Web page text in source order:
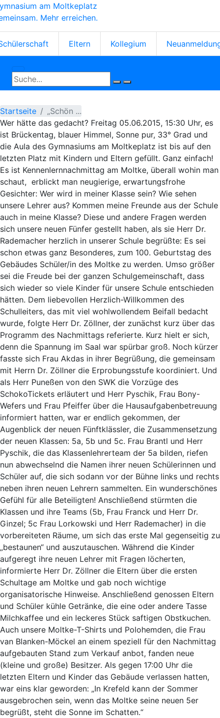
Direkt
zum
Inhalt
am Moltkeplatz
Mehr erreichen.
Eltern Kollegium
Startseite
„Schön ...
Wer hätte das gedacht? Freitag 05.06.2015, 15:30 Uhr, es
ist Brückentag, blauer Himmel, Sonne pur, 33° Grad und
die Aula des Gymnasiums am Moltkeplatz ist bis auf den
letzten Platz mit Kindern und Eltern gefüllt. Ganz einfach!
Es ist Kennenlernnachmittag am Moltke, überall wohin man
schaut, erblickt man neugierige, erwartungsfrohe
Gesichter: Wer wird in meiner Klasse sein? Wie sehen
unsere Lehrer aus? Kommen meine Freunde aus der Schule
auch in meine Klasse? Diese und andere Fragen werden
sich unsere neuen Fünfer gestellt haben, als sie Herr Dr.
Rademacher herzlich in unserer Schule begrüßte: Es sei
schon etwas ganz Besonderes, zum 100. Geburtstag des
Gebäudes Schüler/in des Moltke zu werden. Umso größer
sei die Freude bei der ganzen Schulgemeinschaft, dass
sich wieder so viele Kinder für unsere Schule entschieden
hätten. Dem liebevollen Herzlich-Willkommen des
Schulleiters, das mit viel wohlwollendem Beifall bedacht
wurde, folgte Herr Dr. Zöllner, der zunächst kurz über das
Programm des Nachmittags referierte. Kurz hielt er sich,
denn die Spannung im Saal war spürbar groß. Noch kürzer
fasste sich Frau Akdas in ihrer Begrüßung, die gemeinsam
mit Herrn Dr. Zöllner die Erprobungsstufe koordiniert. Und
als Herr Puneßen von den SWK die Vorzüge des
SchokoTickets erläutert und Herr Pyschik, Frau Bony-
Wefers und Frau Pfeiffer über die Hausaufgabenbetreuung
informiert hatten, war er endlich gekommen, der
Augenblick der neuen Fünftklässler, die Zusammensetzung
der neuen Klassen: 5a, 5b und 5c. Frau Brantl und Herr
Pyschik, die das Klassenlehrerteam der 5a bilden, riefen
nun abwechselnd die Namen ihrer neuen Schülerinnen und
Schüler auf, die sich sodann vor der Bühne links und rechts
neben ihren neuen Lehrern sammelten. Ein wunderschönes
Gefühl für alle Beteiligten! Anschließend stürmten die
Klassen und ihre Teams (5b, Frau Franck und Herr Dr.
Ginzel; 5c Frau Lorkowski und Herr Rademacher) in die
vorbereiteten Räume, um sich das erste Mal gegenseitig zu
„bestaunen“ und auszutauschen. Während die Kinder
aufgeregt ihre neuen Lehrer mit Fragen löcherten,
informierte Herr Dr. Zöllner die Eltern über die ersten
Schultage am Moltke und gab noch wichtige
organisatorische Hinweise. Anschließend genossen Eltern
und Schüler kühle Getränke, die eine oder andere Tasse
Milchkaffee und ein leckeres Stück saftigen Obstkuchen.
Auch unsere Moltke-T-Shirts und Polohemden, die Frau
van Blanken-Möckel an einem speziell für den Nachmittag
aufgebauten Stand zum Verkauf anbot, fanden neue
(kleine und große) Besitzer. Als gegen 17:00 Uhr die
letzten Eltern und Kinder das Gebäude verlassen hatten,
war eins klar geworden: „In Krefeld kann der Sommer
ausgebrochen sein, wenn das Moltke seine neuen 5er
begrüßt, steht die Sonne im Schatten.“